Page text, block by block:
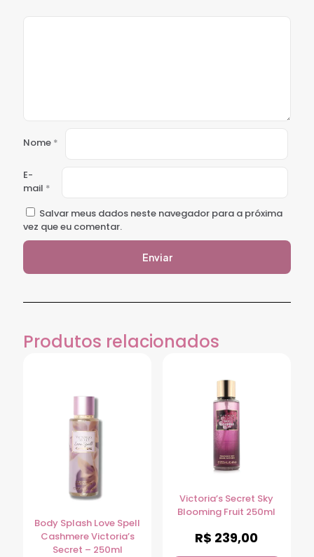
Nome *
E-
mail *
Salvar meus dados neste navegador para a próxima
vez que eu comentar.
Produtos relacionados
Body Splash Love Spell
Cashmere Victoria’s
Secret – 250ml
Victoria’s Secret Sky
Blooming Fruit 250ml
R$ 239,00